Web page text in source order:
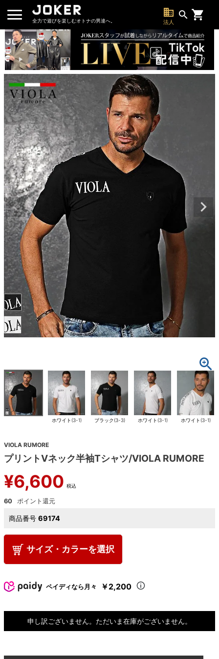
全力で遊びを楽しむオトナの男達へ。
business
法人
search
ホワイト(3-1) ブラック(3-3) ホワイト(3-1) ホワイト(3-1)
VIOLA RUMORE
プリントVネック半袖Tシャツ/VIOLA RUMORE
¥6,600 税込
60
商品番号 69174
サイズ・カラーを選択
ペイディなら月々 ￥2,200
申し訳ございません。ただいま在庫がございません。